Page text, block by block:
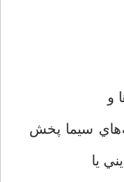
و
سيما پخش
يا